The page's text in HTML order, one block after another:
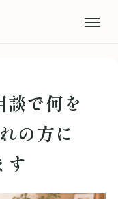
で何を
の方に
す